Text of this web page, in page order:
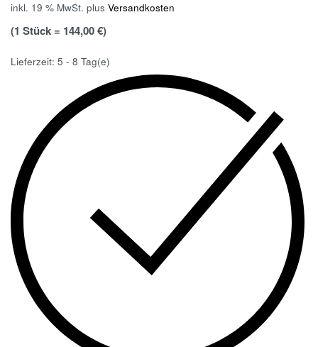
inkl. 19 % MwSt. plus Versandkosten
(1 Stück = 144,00 €)
Lieferzeit: 5 - 8 Tag(e)